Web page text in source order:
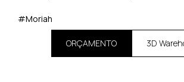
#Moriah
ORÇAMENTO 3D